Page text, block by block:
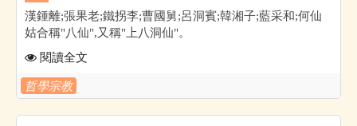
漢鍾離;張果老;鐵拐李;曹國舅;呂洞賓;韓湘子;藍采和;何仙
姑合稱"八仙",又稱"上八洞仙"。
閱讀全文
哲學宗教